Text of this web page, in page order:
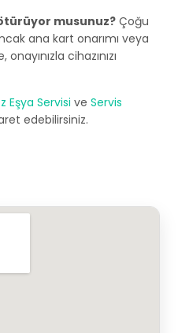
musunuz? Çoğu
ana kart onarımı veya
cihazınızı
Eşya Servisi ve Servis
edebilirsiniz.